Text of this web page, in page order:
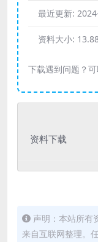
最近更新:
资料大小:
下载遇到问题？
资料下载
声明：本站所有
来自互联网整理。